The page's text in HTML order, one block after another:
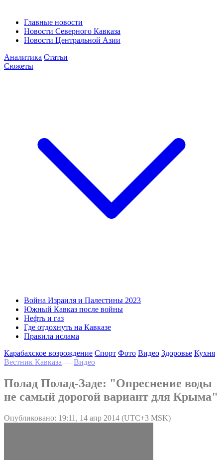
Главные новости
Новости Северного Кавказа
Новости Центральной Азии
Аналитика Статьи
Сюжеты
Война Израиля и Палестины 2023
Южный Кавказ после войны
Нефть и газ
Где отдохнуть на Кавказе
Правила ислама
Карабахское возрождение Спорт Фото Видео Здоровье Кухня
Вестник Кавказа — Видео
Полад Полад-Заде: "Опреснение воды
не самый дорогой вариант для Крыма"
Опубликовано: 19:11, 14 апр 2014 (UTC+3 MSK)